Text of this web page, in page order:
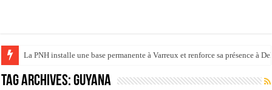
La PNH installe une base permanente à Varreux et renforce sa présence à
Tag Archives:GUYANA